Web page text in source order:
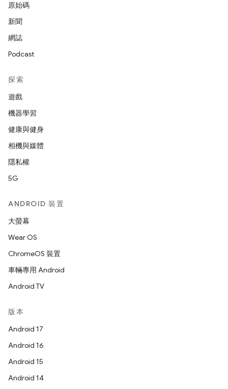
原始碼
新聞
網誌
Podcast
探索
遊戲
機器學習
健康與健身
相機與媒體
隱私權
5G
ANDROID 裝置
大螢幕
Wear OS
ChromeOS 裝置
車輛專用 Android
Android TV
版本
Android 17
Android 16
Android 15
Android 14